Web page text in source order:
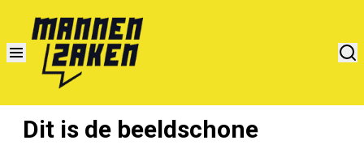
Dit is de beeldschone